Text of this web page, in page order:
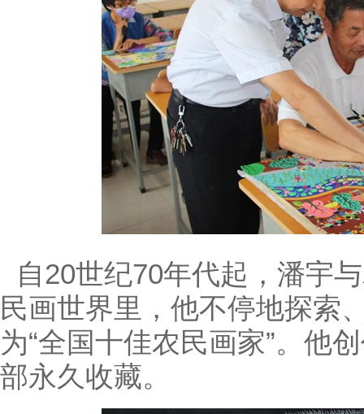
自20世纪70年代起，潘宇
民画世界里，他不停地探索
为“全国十佳农民画家”。他
部永久收藏。